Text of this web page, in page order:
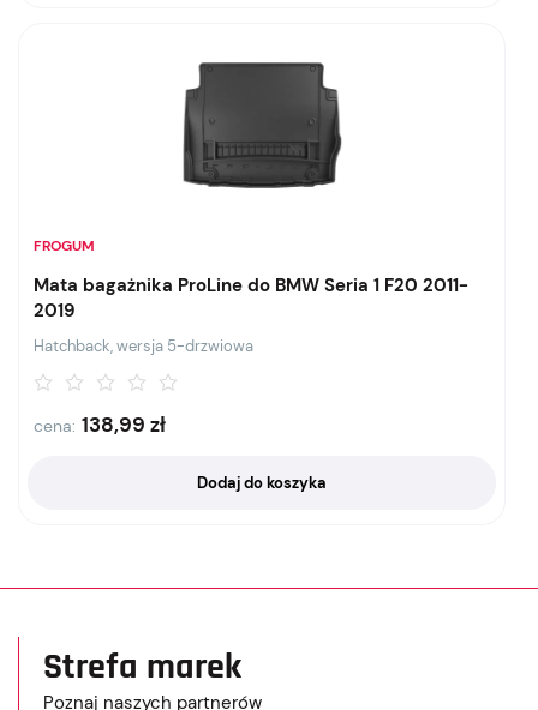
FROGUM
Mata bagażnika ProLine do BMW Seria 1 F20 2011-
2019
Hatchback, wersja 5-drzwiowa
cena: 138,99 zł
Dodaj do koszyka
Strefa marek
Poznaj naszych partnerów